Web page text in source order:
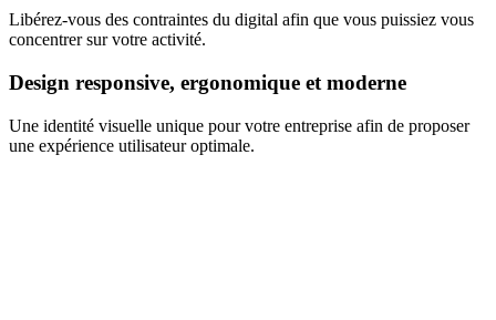
Libérez-vous des contraintes du digital afin que vous puissiez vous
concentrer sur votre activité.
Design responsive, ergonomique et moderne
Une identité visuelle unique pour votre entreprise afin de proposer
une expérience utilisateur optimale.